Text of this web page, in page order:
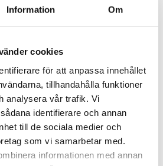
Information Om
cookies
för att anpassa innehållet
tillhandahålla funktioner
analysera vår trafik. Vi
identifierare och annan
till de sociala medier och
som vi samarbetar med.
informationen med annan
AB
konsulter